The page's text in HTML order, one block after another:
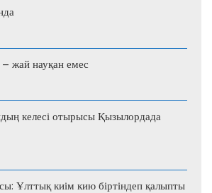
– жай науқан емес
келесі отырысы Қызылордада
Ұлттық киім кию біртіндеп қалыпты